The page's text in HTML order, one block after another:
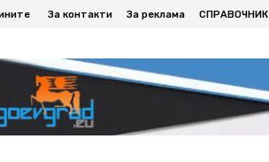
За контакти За реклама СПРАВОЧНИК